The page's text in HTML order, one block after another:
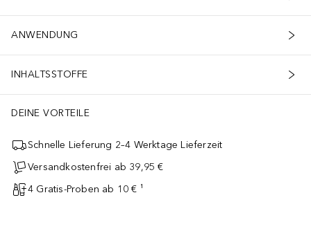
ANWENDUNG
INHALTSSTOFFE
DEINE VORTEILE
Schnelle Lieferung 2–4 Werktage Lieferzeit
Versandkostenfrei ab 39,95 €
4 Gratis-Proben ab 10 € ¹